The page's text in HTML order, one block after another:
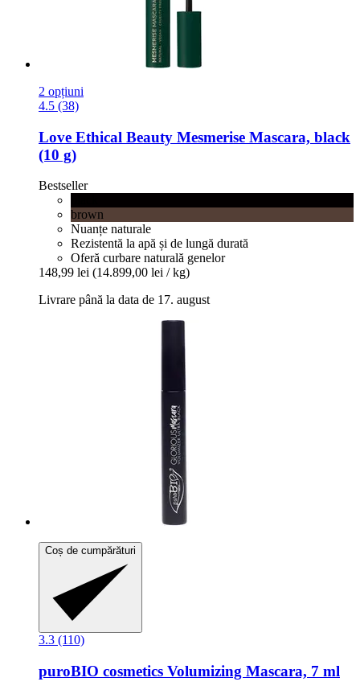
2 opțiuni
4.5 (38)
Love Ethical Beauty Mesmerise Mascara, black
(10 g)
Bestseller
brown
Nuanțe naturale
Rezistentă la apă și de lungă durată
Oferă curbare naturală genelor
148,99 lei (14.899,00 lei / kg)
Livrare până la data de 17. august
Coș de cumpărături
3.3 (110)
puroBIO cosmetics Volumizing Mascara, 7 ml